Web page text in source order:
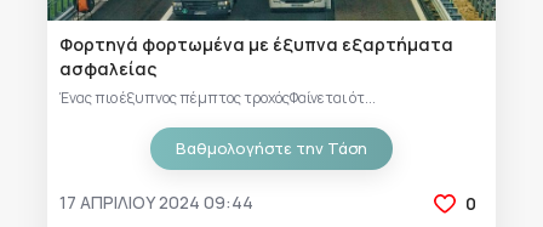
Φορτηγά φορτωμένα με έξυπνα εξαρτήματα
ασφαλείας
Ένας πιο έξυπνος πέμπτος τροχόςΦαίνεται ότ...
Βαθμολογήστε την Τάση
17 ΑΠΡΙΛΊΟΥ 2024 09:44 0